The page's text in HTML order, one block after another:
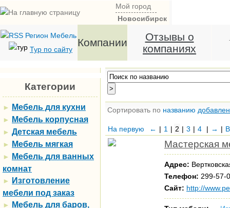
Мой город
Новосибирск
Тур по сайту
Компании
Отзывы о
компаниях
Категории
► Мебель для кухни
► Мебель корпусная
► Детская мебель
► Мебель мягкая
► Мебель для ванных
комнат
►
Изготовление
мебели под заказ
►
Мебель для баров,
Сортировать по названию
На первую ← | 1 | 2 | 3 | 4 | → |
Мастерская
Адрес:
Телефон: 299-57-
Сайт: http://